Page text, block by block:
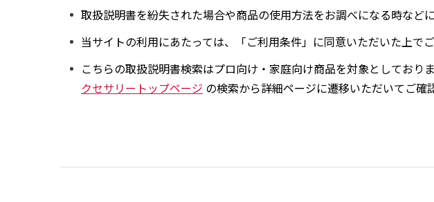
取扱説明書を紛失された場合や商品の使用方法をお調べになる時など
当サイトの利用にあたっては、「ご利用条件」に同意いただいた上でご
こちらの取扱説明書検索はプロ向け・家庭向け商品を対象としており
クセサリートップページ の検索から詳細ページに遷移いただいてご確